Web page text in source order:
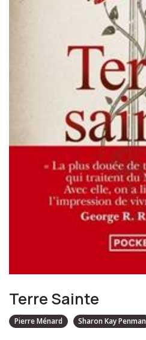
Terre Sainte
Pierre Ménard Sharon Kay Penman